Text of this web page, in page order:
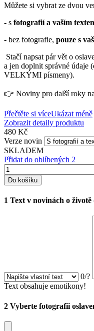
Můžete si vybrat ze dvou
- s fotografií a vaším
- bez fotografie, pouze s
Stačí napsat pár vět o
a jen doplnit správné údaje
VELKÝMI písmeny).
👉 Noviny pro další roky
Přečtěte si víceUkázat méně
Zobrazit detaily produktu
480 Kč
Verze novin
SKLADEM
Přidat do oblíbených 2
Do košíku
1 Text v novinách o životě
0/?
Text obsahuje emotikony!
2 Vyberte fotografii